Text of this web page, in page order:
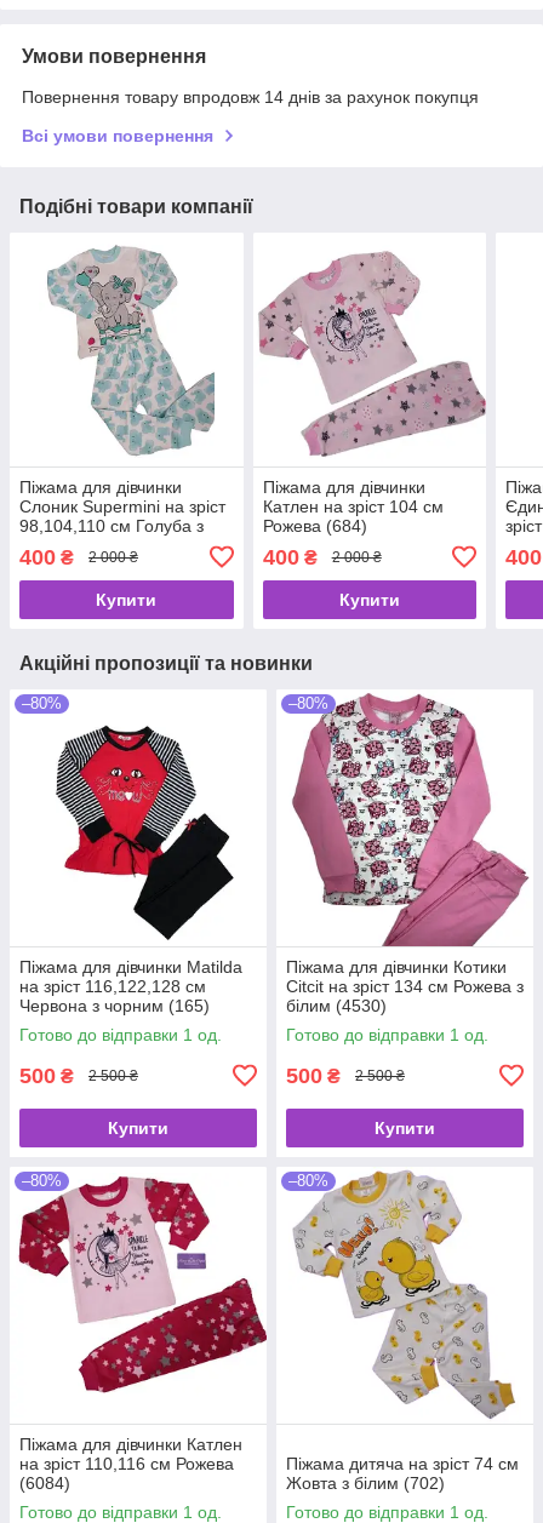
Умови повернення
Повернення товару впродовж 14 днів за рахунок покупця
Всі умови повернення
Подібні товари компанії
Піжама для дівчинки
Слоник Supermini на зріст
98,104,110 см Голуба з
400 ₴ 2 000 ₴
Купити
Піжама для дівчинки
Катлен на зріст 104 см
Рожева (684)
400₴ 2 000 ₴
Купити
400
Акційні пропозиції та новинки
–80%
Піжама для дівчинки Matilda
на зріст 116,122,128 см
Червона з чорним (165)
Готово до відправки 1 од.
500 ₴ 2 500 ₴
Купити
–80%
Піжама для дівчинки Котики
Citcit на зріст 134 см Рожева з
білим (4530)
Готово до відправки 1 од.
500 ₴ 2 500 ₴
Купити
–80%
Піжама для дівчинки Катлен
на зріст 110,116 см Рожева
(6084)
Готово до відправки 1 од.
–80%
Піжама дитяча на зріст 74 см
Жовта з білим (702)
Готово до відправки 1 од.